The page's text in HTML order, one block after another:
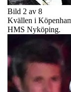
Bild 2 av 8
Kvällen i
HMS Nyköping.